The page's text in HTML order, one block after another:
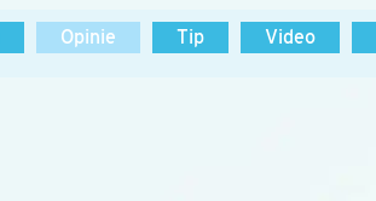
Opinie Tip Video